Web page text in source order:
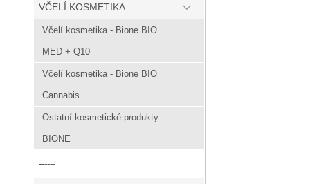
VČELÍ KOSMETIKA
Včelí kosmetika - Bione BIO
MED + Q10
Včelí kosmetika - Bione BIO
Cannabis
Ostatní kosmetické produkty
BIONE
------